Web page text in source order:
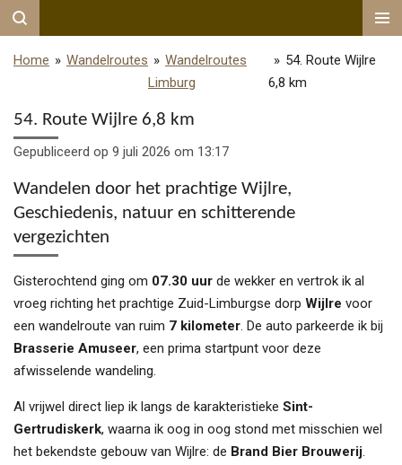
Ga
naar
Home » Wandelroutes » Wandelroutes
Limburg
» 54. Route Wijlre
6,8 km
54. Route Wijlre 6,8 km
Gepubliceerd op 9 juli 2026 om 13:17
Wandelen door het prachtige Wijlre,
Geschiedenis, natuur en schitterende
vergezichten
Gisterochtend ging om 07.30 uur de wekker en vertrok ik al
vroeg richting het prachtige Zuid-Limburgse dorp Wijlre voor
een wandelroute van ruim 7 kilometer. De auto parkeerde ik bij
Brasserie Amuseer, een prima startpunt voor deze
afwisselende wandeling.
Al vrijwel direct liep ik langs de karakteristieke Sint-
Gertrudiskerk, waarna ik oog in oog stond met misschien wel
het bekendste gebouw van Wijlre: de Brand Bier Brouwerij.